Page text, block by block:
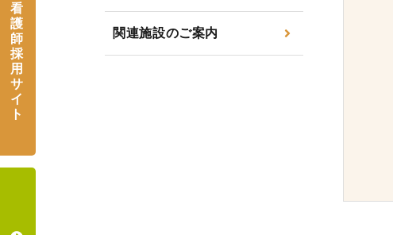
関連施設のご案内
看
護
師
採
用
サ
イ
ト